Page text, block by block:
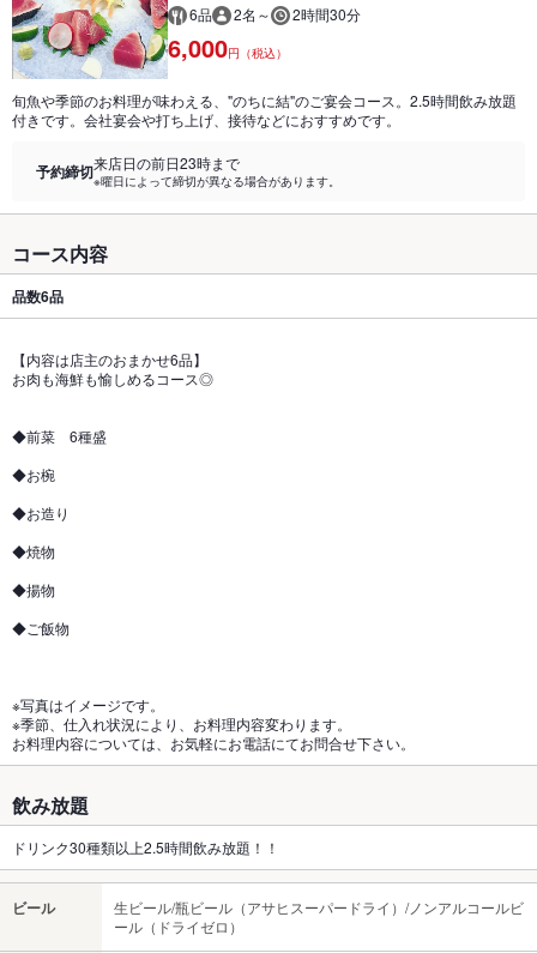
6品 2名～ 2時間30分
6,000円（税込）
旬魚や季節のお料理が味わえる、"のちに結"のご宴会コース。2.5時間飲み放題
付きです。会社宴会や打ち上げ、接待などにおすすめです。
予約締切来店日の前日23時まで
※曜日によって締切が異なる場合があります。
コース内容
品数6品
【内容は店主のおまかせ6品】
お肉も海鮮も愉しめるコース◎
◆前菜 6種盛
◆お椀
◆お造り
◆焼物
◆揚物
◆ご飯物
※写真はイメージです。
※季節、仕入れ状況により、お料理内容変わります。
お料理内容については、お気軽にお電話にてお問合せ下さい。
飲み放題
ドリンク30種類以上2.5時間飲み放題！！
ビール
生ビール/瓶ビール（アサヒスーパードライ）/ノンアルコールビ
ール（ドライゼロ）